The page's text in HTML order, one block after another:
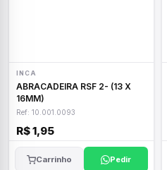
INCA
ABRACADEIRA RSF 2- (13 X
16MM)
Ref: 10.001.0093
R$ 1,95
Carrinho Pedir